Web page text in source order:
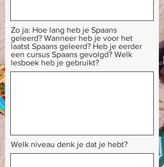
Zo ja: Hoe lang heb je Spaans
geleerd? Wanneer heb je voor het
laatst Spaans geleerd? Heb je eerder
een cursus Spaans gevolgd? Welk
lesboek heb je gebruikt?
Welk niveau denk je dat je hebt?